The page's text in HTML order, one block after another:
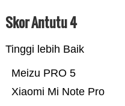
Skor Antutu 4
Tinggi lebih Baik
Xiaomi Mi Note Pro
Meizu PRO 5